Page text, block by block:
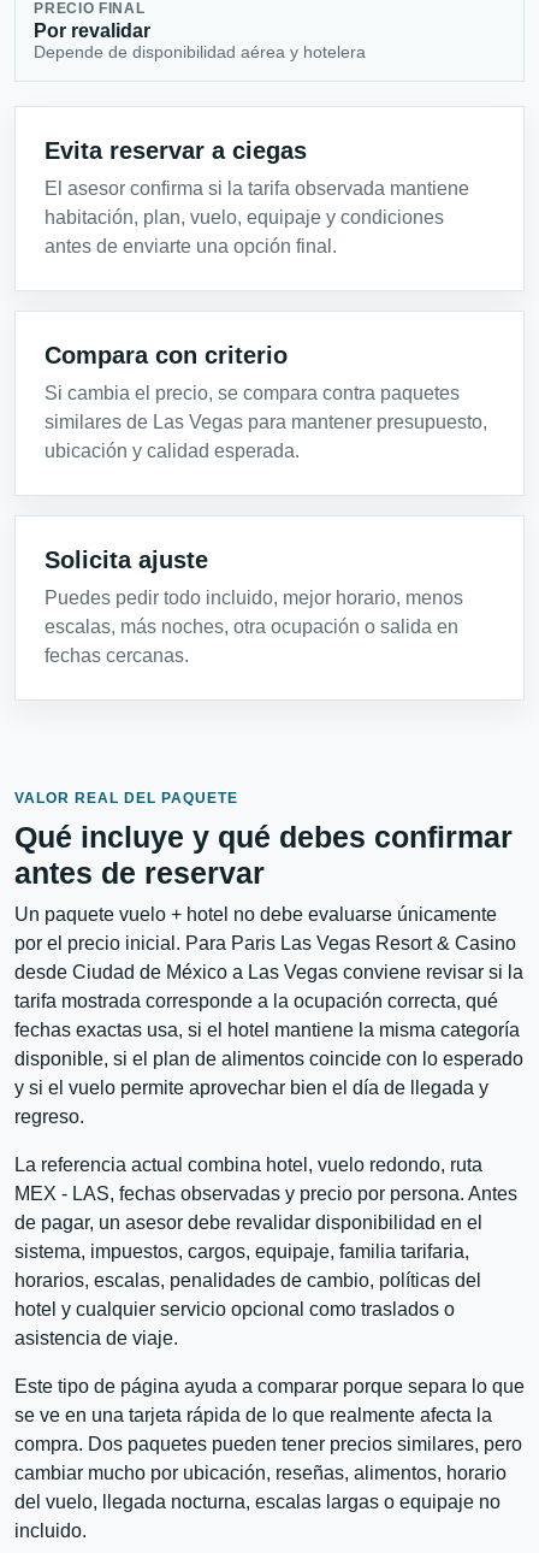
PRECIO FINAL
Por revalidar
Depende de disponibilidad aérea y hotelera
Evita reservar a ciegas
El asesor confirma si la tarifa observada mantiene
habitación, plan, vuelo, equipaje y condiciones
antes de enviarte una opción final.
Compara con criterio
Si cambia el precio, se compara contra paquetes
similares de Las Vegas para mantener presupuesto,
ubicación y calidad esperada.
Solicita ajuste
Puedes pedir todo incluido, mejor horario, menos
escalas, más noches, otra ocupación o salida en
fechas cercanas.
VALOR REAL DEL PAQUETE
Qué incluye y qué debes confirmar
antes de reservar
Un paquete vuelo + hotel no debe evaluarse únicamente
por el precio inicial. Para Paris Las Vegas Resort & Casino
desde Ciudad de México a Las Vegas conviene revisar si la
tarifa mostrada corresponde a la ocupación correcta, qué
fechas exactas usa, si el hotel mantiene la misma categoría
disponible, si el plan de alimentos coincide con lo esperado
y si el vuelo permite aprovechar bien el día de llegada y
regreso.
La referencia actual combina hotel, vuelo redondo, ruta
MEX - LAS, fechas observadas y precio por persona. Antes
de pagar, un asesor debe revalidar disponibilidad en el
sistema, impuestos, cargos, equipaje, familia tarifaria,
horarios, escalas, penalidades de cambio, políticas del
hotel y cualquier servicio opcional como traslados o
asistencia de viaje.
Este tipo de página ayuda a comparar porque separa lo que
se ve en una tarjeta rápida de lo que realmente afecta la
compra. Dos paquetes pueden tener precios similares, pero
cambiar mucho por ubicación, reseñas, alimentos, horario
del vuelo, llegada nocturna, escalas largas o equipaje no
incluido.